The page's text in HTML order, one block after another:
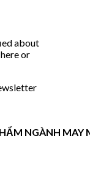
about
or
NGÀNH MAY